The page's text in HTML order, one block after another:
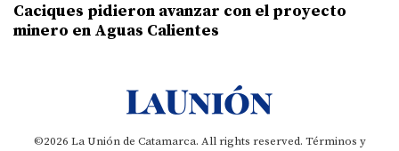
Caciques pidieron avanzar con el proyecto
minero en Aguas Calientes
©2026 La Unión de Catamarca. All rights reserved. Términos y